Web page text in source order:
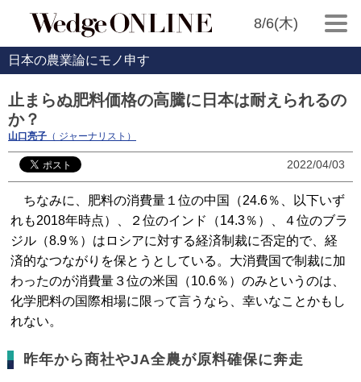
8/6(木)
日本の農業論にモノ申す
止まらぬ肥料価格の高騰に日本は耐えられるの
か？
山口亮子 （ ジャーナリスト）
2022/04/03
ちなみに、肥料の消費量１位の中国（24.6％、以下いず
れも2018年時点）、２位のインド（14.3％）、４位のブラ
ジル（8.9％）はロシアに対する経済制裁に否定的で、経
済的なつながりを保とうとしている。大消費国で制裁に加
わったのが消費量３位の米国（10.6％）のみというのは、
化学肥料の国際相場に限って言うなら、幸いなことかもし
れない。
昨年から商社やJA全農が原料確保に奔走